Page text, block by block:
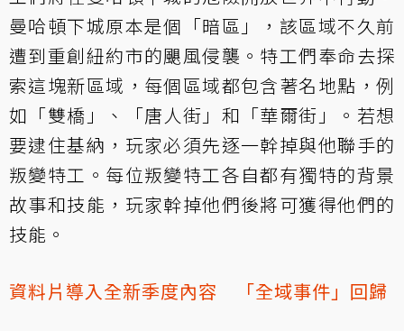
曼哈頓下城原本是個「暗區」，該區域不久前
遭到重創紐約市的颶風侵襲。特工們奉命去探
索這塊新區域，每個區域都包含著名地點，例
如「雙橋」、「唐人街」和「華爾街」。若想
要逮住基納，玩家必須先逐一幹掉與他聯手的
叛變特工。每位叛變特工各自都有獨特的背景
故事和技能，玩家幹掉他們後將可獲得他們的
技能。
資料片導入全新季度內容 「全域事件」回歸